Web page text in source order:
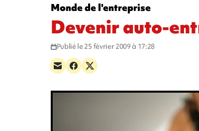
Monde de l'entreprise
Devenir auto-
Publié le 25 février 2009 à 17:28